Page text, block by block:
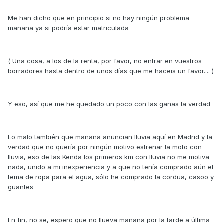
Me han dicho que en principio si no hay ningún problema
mañana ya si podría estar matriculada
( Una cosa, a los de la renta, por favor, no entrar en vuestros
borradores hasta dentro de unos días que me haceis un favor.... )
Y eso, así que me he quedado un poco con las ganas la verdad
Lo malo también que mañana anuncian lluvia aquí en Madrid y la
verdad que no quería por ningún motivo estrenar la moto con
lluvia, eso de las Kenda los primeros km con lluvia no me motiva
nada, unido a mi inexperiencia y a que no tenía comprado aún el
tema de ropa para el agua, sólo he comprado la cordua, casoo y
guantes
En fin, no se, espero que no llueva mañana por la tarde a última